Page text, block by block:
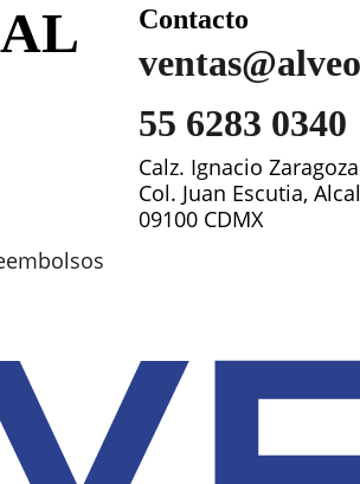
Contacto
55 6283 0340
Calz. Ignacio
Col. Juan Escutia,
09100 CDMX